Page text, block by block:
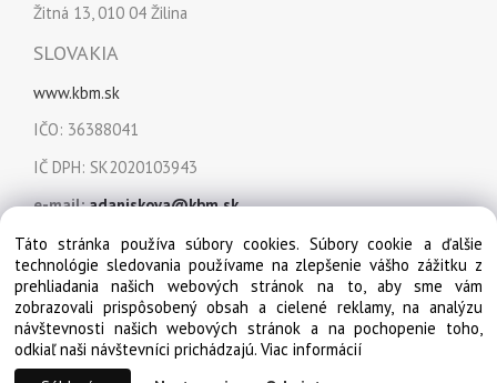
Žitná 13, 010 04 Žilina
SLOVAKIA
www.kbm.sk
IČO: 36388041
IČ DPH: SK2020103943
e-mail:adaniskova@kbm.sk
© Copyright 2022, KBM, s.r.o. Všetky práva vyhradené
Táto stránka používa súbory cookies. Súbory cookie a ďalšie
technológie sledovania používame na zlepšenie vášho zážitku z
prehliadania našich webových stránok na to, aby sme vám
zobrazovali prispôsobený obsah a cielené reklamy, na analýzu
návštevnosti našich webových stránok a na pochopenie toho,
odkiaľ naši návštevníci prichádzajú. Viac informácií